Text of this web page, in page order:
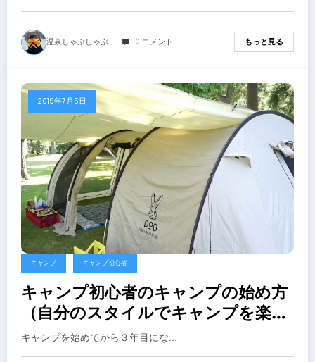
温泉しゃぶしゃぶ 0 コメント もっと見る
2019年7月5日
キャンプ キャンプ初心者
キャンプ初心者のキャンプの始め方
（自分のスタイルでキャンプを楽し
む）
キャンプを始めてから３年目にな…